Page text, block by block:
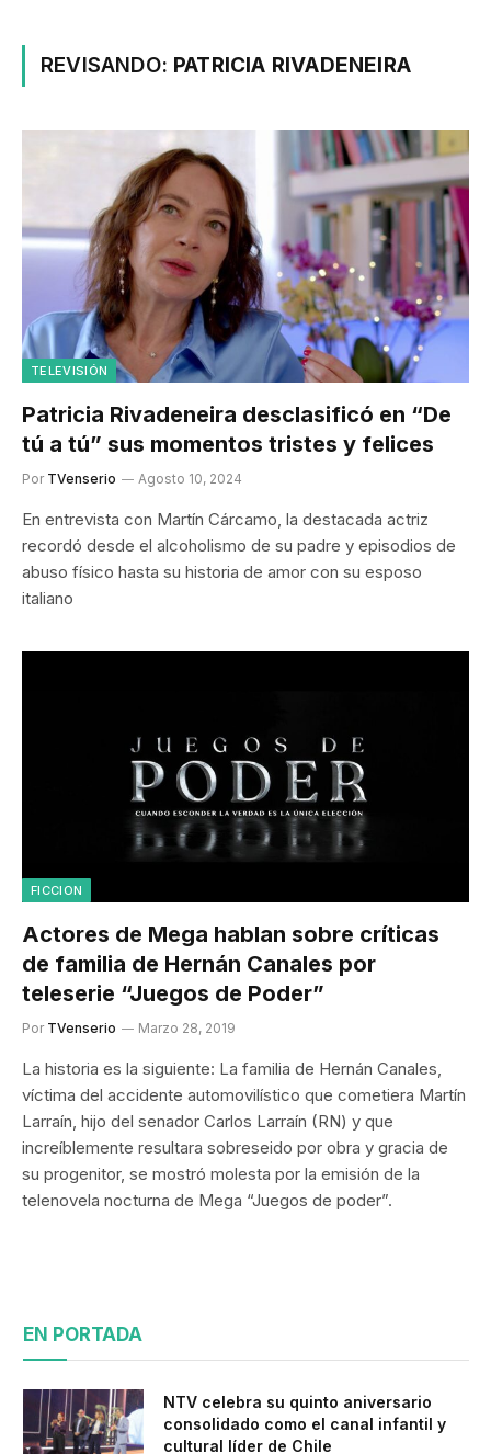
REVISANDO: PATRICIA RIVADENEIRA
TELEVISIÓN
Patricia Rivadeneira desclasificó en “De
tú a tú” sus momentos tristes y felices
Por TVenserio Agosto 10, 2024
En entrevista con Martín Cárcamo, la destacada actriz
recordó desde el alcoholismo de su padre y episodios de
abuso físico hasta su historia de amor con su esposo
italiano
FICCION
Actores de Mega hablan sobre críticas
de familia de Hernán Canales por
teleserie “Juegos de Poder”
Por TVenserio Marzo 28, 2019
La historia es la siguiente: La familia de Hernán Canales,
víctima del accidente automovilístico que cometiera Martín
Larraín, hijo del senador Carlos Larraín (RN) y que
increíblemente resultara sobreseido por obra y gracia de
su progenitor, se mostró molesta por la emisión de la
telenovela nocturna de Mega “Juegos de poder”.
EN PORTADA
NTV celebra su quinto aniversario
consolidado como el canal infantil y
cultural líder de Chile